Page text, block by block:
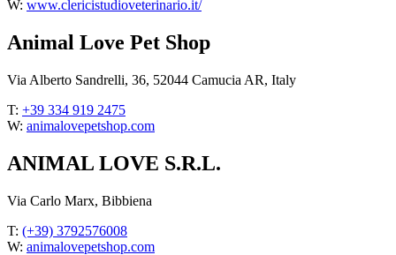
W: www.clericistudioveterinario.it/
Animal Love Pet Shop
Via Alberto Sandrelli, 36, 52044 Camucia AR, Italy
T: +39 334 919 2475
W: animalovepetshop.com
ANIMAL LOVE S.R.L.
Via Carlo Marx, Bibbiena
T: (+39) 3792576008
W: animalovepetshop.com